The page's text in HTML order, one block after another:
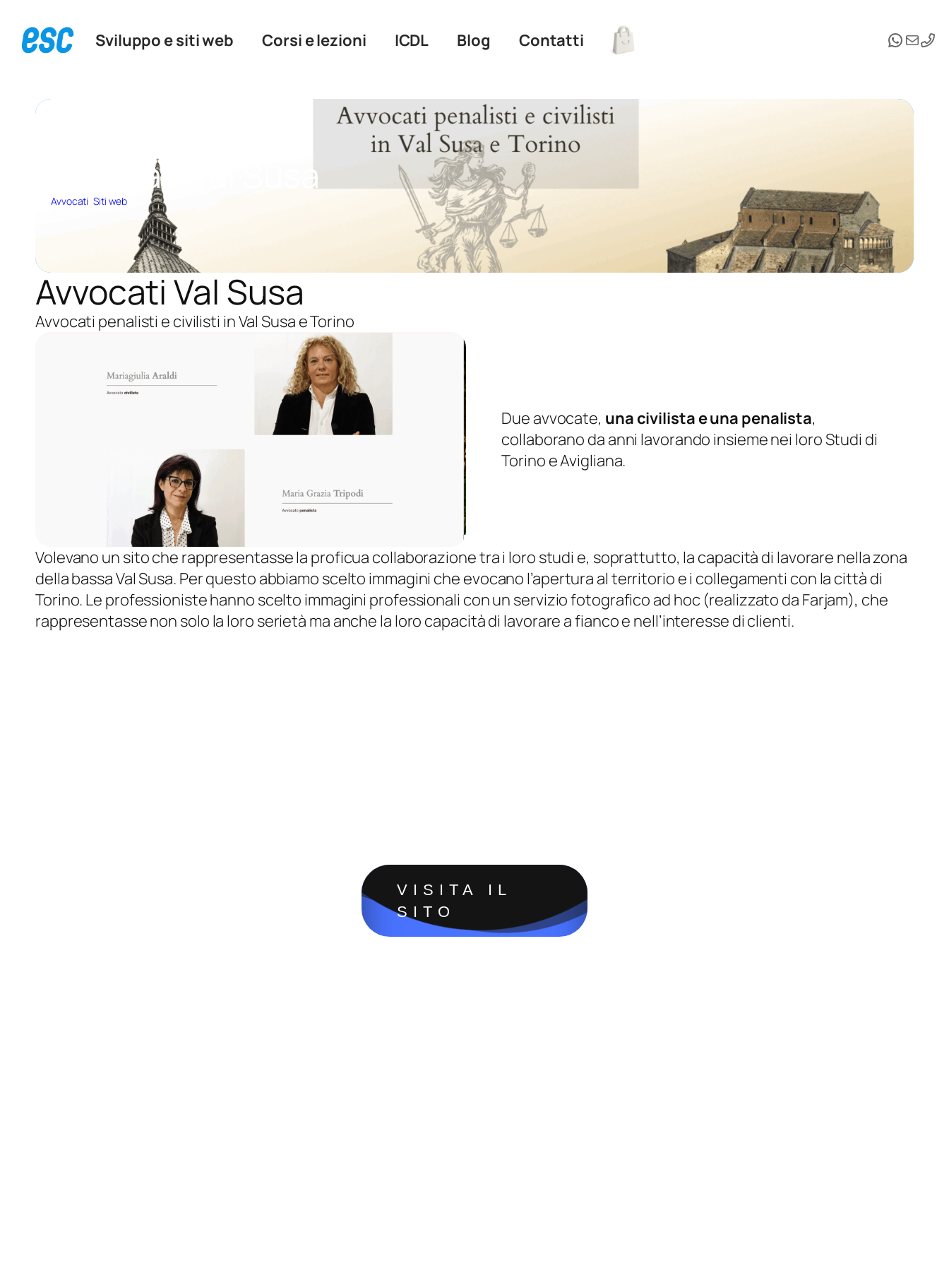
contenuto
Sviluppo e siti web Corsi e lezioni ICDL Blog Contatti Email
Avvocati Val Susa
Avvocati , Siti web
Avvocati Val Susa
Avvocati penalisti e civilisti in Val Susa e Torino
Due avvocate, una civilista e una penalista,
collaborano da anni lavorando insieme nei loro Studi di
Torino e Avigliana.
Volevano un sito che rappresentasse la proficua collaborazione tra i loro studi e, soprattutto, la capacità di lavorare nella zona
della bassa Val Susa. Per questo abbiamo scelto immagini che evocano l’apertura al territorio e i collegamenti con la città di
Torino. Le professioniste hanno scelto immagini professionali con un servizio fotografico ad hoc (realizzato da Farjam), che
rappresentasse non solo la loro serietà ma anche la loro capacità di lavorare a fianco e nell’interesse di clienti.
VISITA IL
SITO